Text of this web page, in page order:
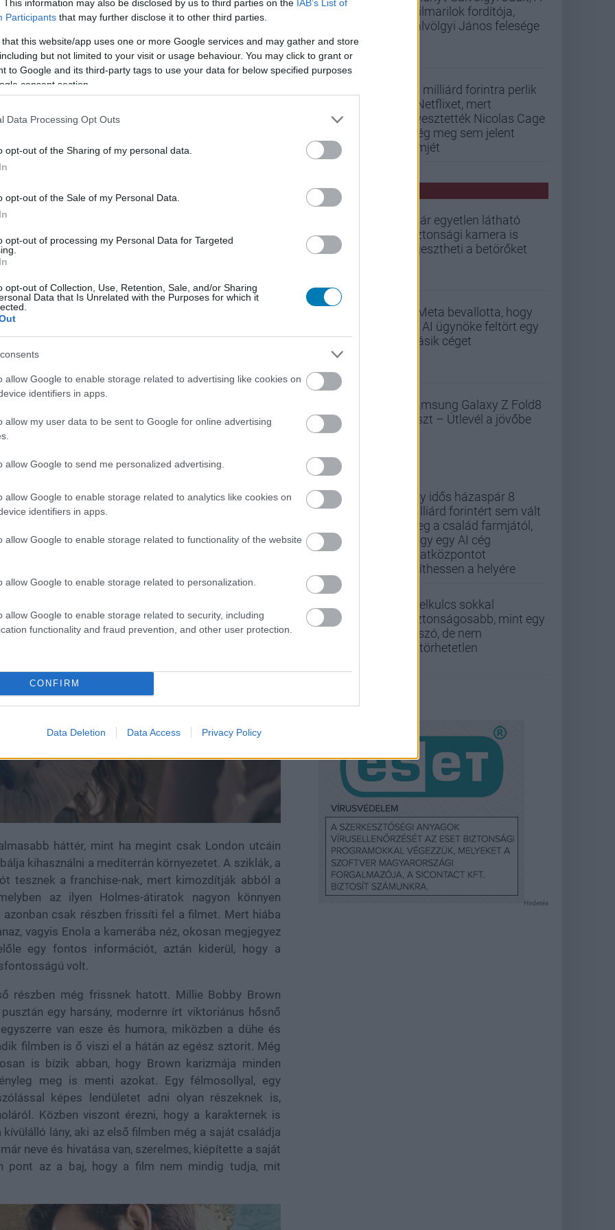
This information may also be disclosed by us to third parties on the IAB’s List of
Participants that may further disclose it to other third parties.
that this website/app uses one or more Google services and may gather and store
but not limited to your visit or usage behaviour. You may click to grant or
to Google and its third-party tags to use your data for below specified purposes
consent section.
Data Processing Opt Outs
opt-out of the Sharing of my personal data.
opt-out of the Sale of my Personal Data.
opt-out of processing my Personal Data for Targeted
opt-out of Collection, Use, Retention, Sale, and/or Sharing
Data that Is Unrelated with the Purposes for which it
allow Google to enable storage related to advertising like cookies on
identifiers in apps.
allow my user data to be sent to Google for online advertising
allow Google to send me personalized advertising.
allow Google to enable storage related to analytics like cookies on
identifiers in apps.
allow Google to enable storage related to functionality of the website
allow Google to enable storage related to personalization.
allow Google to enable storage related to security, including
functionality and fraud prevention, and other user protection.
CONFIRM
Data Deletion Data Access Privacy Policy
sztori is szeretne lenni, meg persze nagyobb
és romantikus történet is, ó és értelemszerűen
spinoff is, nagy Moriarty-visszatérés is, és még
venni. Sok? Meglehetősen az.. Ez a zsúfoltság
működött jobban az elsőnél, mert képes volt a
Itt viszont a sok irány nem áll össze elég erős
amelyek külön-külön érdekesek lehetnének, de
rohan is tovább a következő üldözés, veszekedés,
háttér, mint ha megint csak London utcáin
kihasználni a mediterrán környezetet. A sziklák, a
tesznek a franchise-nak, mert kimozdítják abból a
az ilyen Holmes-átiratok nagyon könnyen
csak részben frissíti fel a filmet. Mert hiába
vagyis Enola a kamerába néz, okosan megjegyez
egy fontos információt, aztán kiderül, hogy a
volt.
részben még frissnek hatott. Millie Bobby Brown
egy harsány, modernre írt viktoriánus hősnő
van esze és humora, miközben a dühe és
filmben is ő viszi el a hátán az egész sztorit. Még
is bízik abban, hogy Brown karizmája minden
meg is menti azokat. Egy félmosollyal, egy
képes lendületet adni olyan részeknek is,
Közben viszont érezni, hogy a karakternek is
lány, aki az első filmben még a saját családja
neve és hivatása van, szerelmes, kiépítette a saját
pont az a baj, hogy a film nem mindig tudja, mit
szilmarilok fordítója,
Gálvölgyi János felesége
33 milliárd forintra perlik
a Netflixet, mert
elvesztették Nicolas Cage
még meg sem jelent
filmjét
PCW HÍREK
Akár egyetlen látható
biztonsági kamera is
elijesztheti a betörőket
A Meta bevallotta, hogy
az AI ügynöke feltört egy
másik céget
Samsung Galaxy Z Fold8
teszt – Útlevél a jövőbe
Egy idős házaspár 8
milliárd forintért sem vált
meg a család farmjától,
hogy egy AI cég
adatközpontot
építhessen a helyére
A jelkulcs sokkal
biztonságosabb, mint egy
jelszó, de nem
feltörhetetlen
Hirdetés